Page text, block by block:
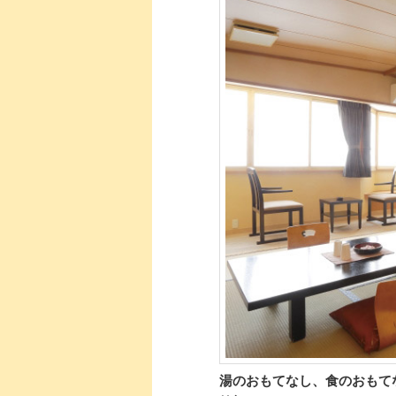
湯のおもてなし、食のおもて